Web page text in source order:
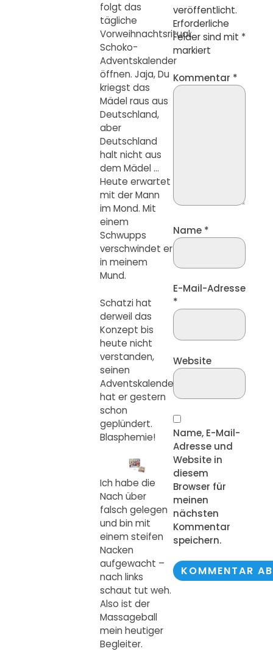
folgt das
tägliche
Vorweihnachtsritual:
Schoko-
Adventskalender
öffnen. Jaja, Du
kriegst das
Mädel raus aus
Deutschland,
aber
Deutschland
halt nicht aus
dem Mädel …
Heute erwartet
mit der Mann
im Mond. Mit
einem
Schwupps
verschwindet er
in meinem
Mund.
Schatzi hat
derweil das
Konzept bis
heute nicht
verstanden,
seinen
Adventskalender
hat er gestern
schon
geplündert.
Blasphemie!
Ich habe die
Nach über
falsch gelegen
und bin mit
einem steifen
Nacken
aufgewacht –
nach links
schaut tut weh.
Also ist der
Massageball
mein heutiger
Begleiter.
veröffentlicht.
Erforderliche
Felder sind mit *
markiert
Kommentar *
Name *
E-Mail-Adresse
*
Website
Name, E-Mail-
Adresse und
Website in
diesem
Browser für
meinen
nächsten
Kommentar
speichern.